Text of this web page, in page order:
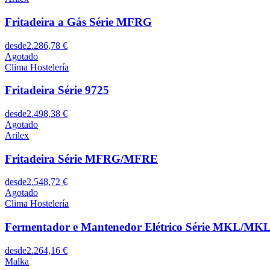
Fritadeira a Gás Série MFRG
desde2.286,78 €
Agotado
Clima Hostelería
Fritadeira Série 9725
desde2.498,38 €
Agotado
Arilex
Fritadeira Série MFRG/MFRE
desde2.548,72 €
Agotado
Clima Hostelería
Fermentador e Mantenedor Elétrico Série MKL/
desde2.264,16 €
Malka